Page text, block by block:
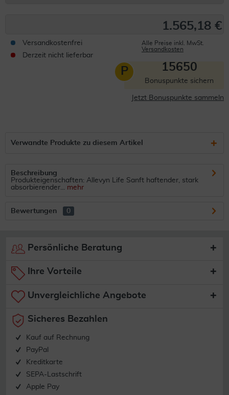
1.565,18 €
Versandkostenfrei
Derzeit nicht lieferbar
Alle Preise inkl. MwSt.
Versandkosten
P 15650
Bonuspunkte sichern
Jetzt Bonuspunkte sammeln
Verwandte Produkte zu diesem Artikel
Beschreibung
Produkteigenschaften: Allevyn Life Sanft haftender, stark
absorbierender... mehr
Bewertungen 0
Persönliche Beratung
Ihre Vorteile
Unvergleichliche Angebote
Sicheres Bezahlen
Kauf auf Rechnung
PayPal
Kreditkarte
SEPA-Lastschrift
Apple Pay